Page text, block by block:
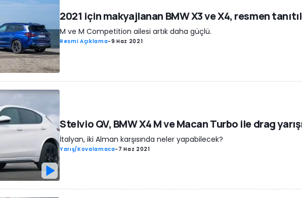
2021 için makyajlanan BMW X3 ve X4, resmen
M ve M Competition ailesi artık daha güçlü.
Resmi Açıklama-9 Haz 2021
Stelvio QV, BMW X4 M ve Macan Turbo ile drag
İtalyan, iki Alman karşısında neler yapabilecek?
Yarış/Kovalamaca- 7 Haz 2021